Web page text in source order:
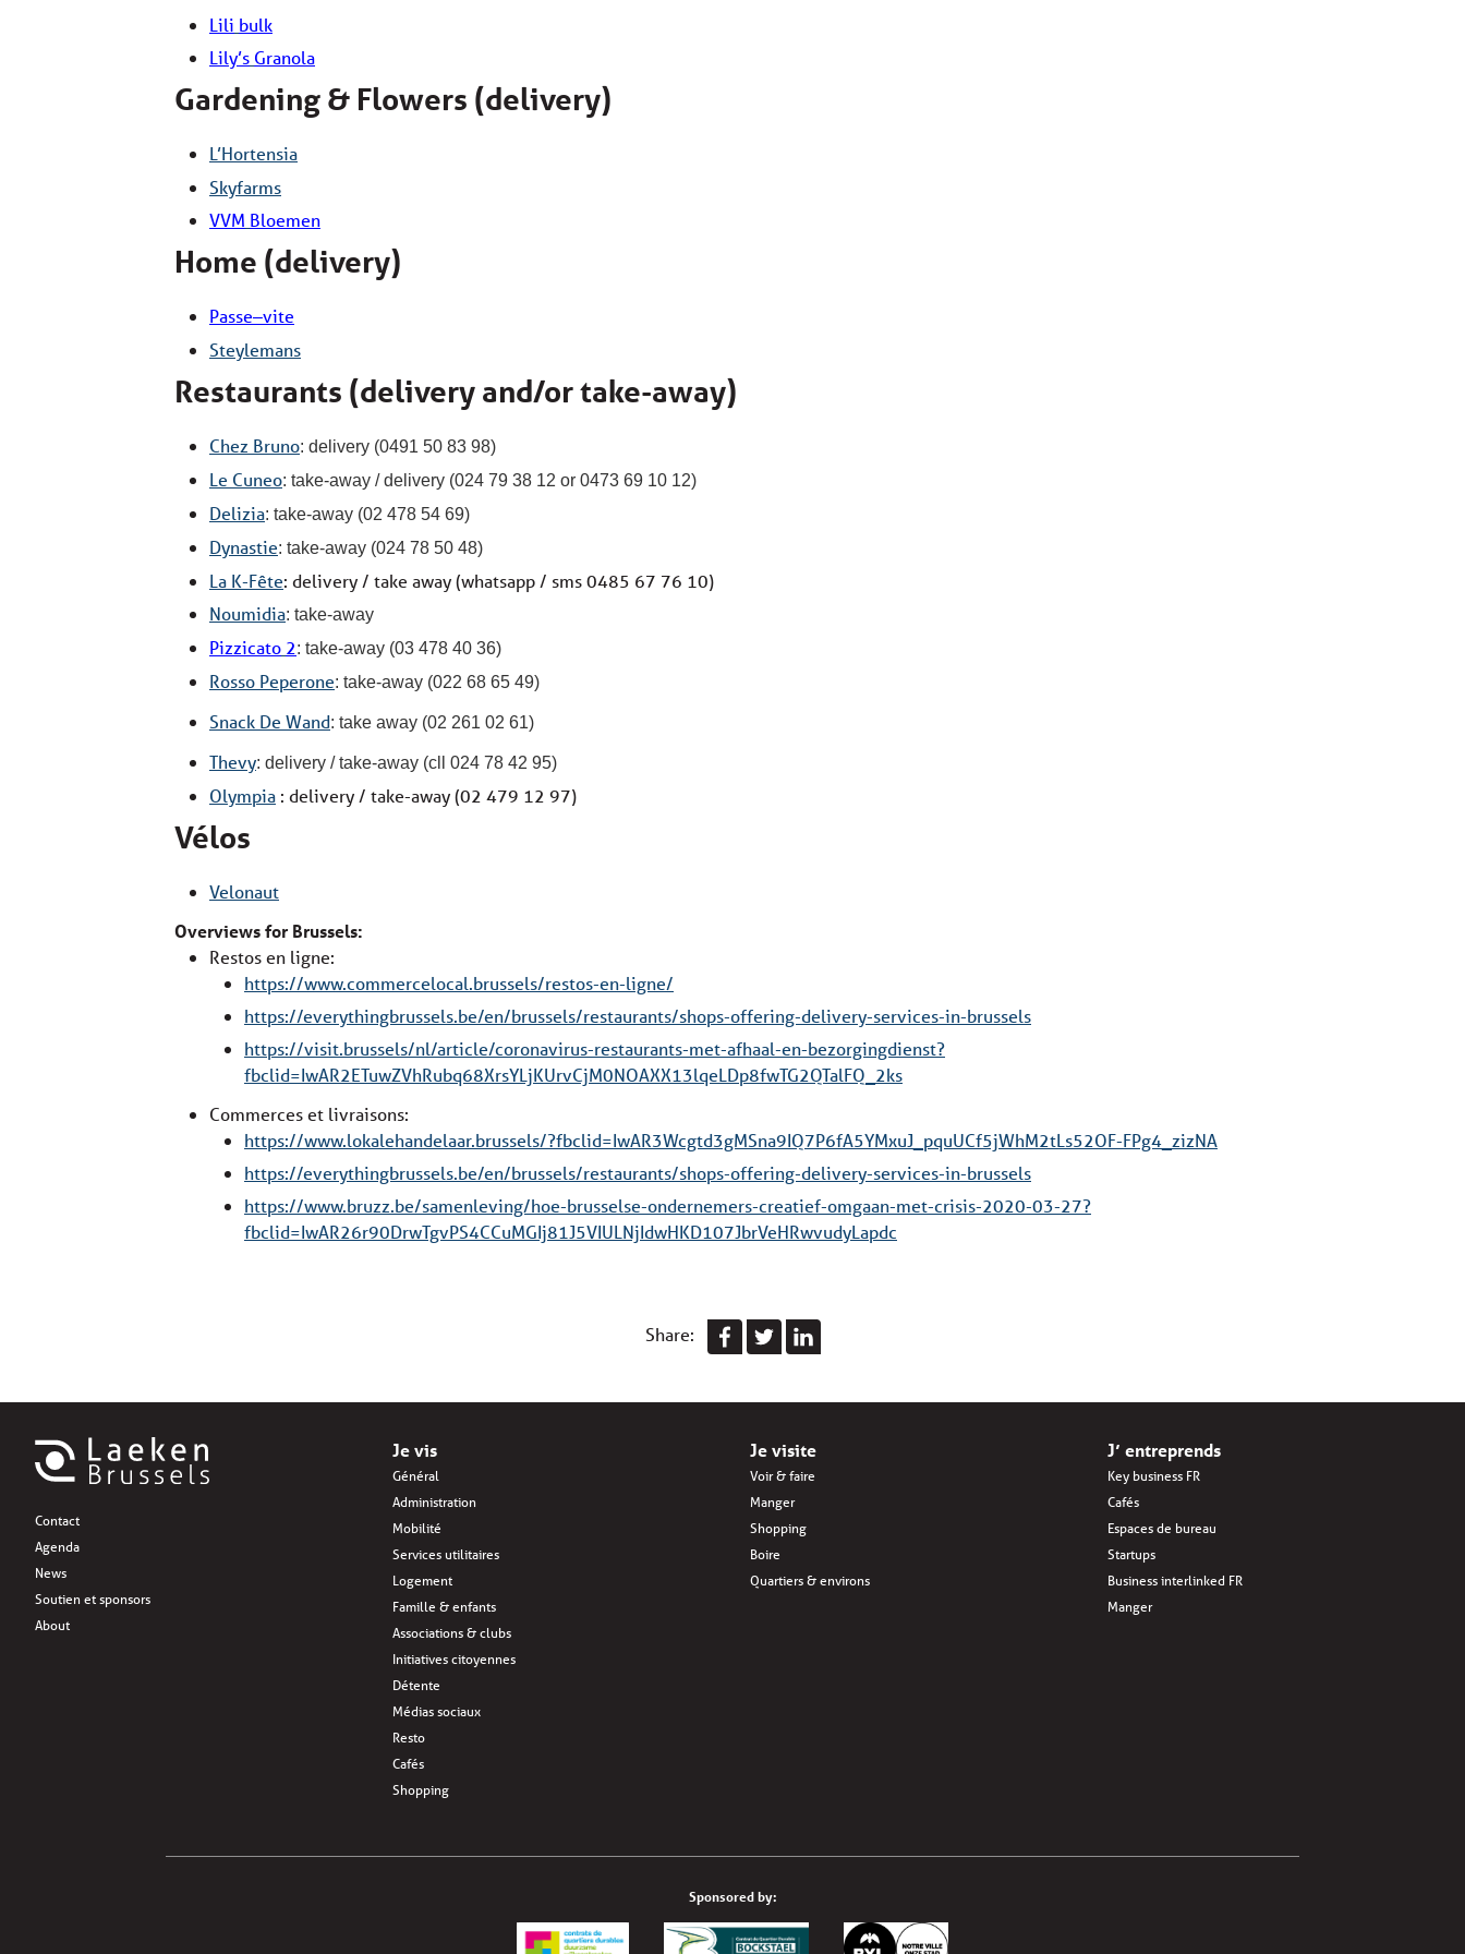
Lili bulk
Lily’s Granola
Gardening & Flowers (delivery)
L’Hortensia
Skyfarms
VVM Bloemen
Home (delivery)
Passe–vite
Steylemans
Restaurants (delivery and/or take-away)
Chez Bruno: delivery (0491 50 83 98)
Le Cuneo: take-away /delivery (024 79 38 12 or 0473 69 10 12)
Delizia: take-away (02 478 54 69)
Dynastie: take-away (024 78 50 48)
La K-Fête: delivery / take away (whatsapp / sms 0485 67 76 10)
Noumidia: take-away
Pizzicato 2: take-away (03 478 40 36)
Rosso Peperone: take-away (022 68 65 49)
Snack De Wand: take away (02 261 02 61)
Thevy: delivery / take-away (cll 024 78 42 95)
Olympia : delivery / take-away (02 479 12 97)
Vélos
Velonaut
Overviews for Brussels:
Restos en ligne:
https://www.commercelocal.brussels/restos-en-ligne/
https://everythingbrussels.be/en/brussels/restaurants/shops-offering-delivery-services-in-brussels
https://visit.brussels/nl/article/coronavirus-restaurants-met-afhaal-en-bezorgingdienst?
fbclid=IwAR2ETuwZVhRubq68XrsYLjKUrvCjM0NOAXX13lqeLDp8fwTG2QTalFQ_2ks
Commerces et livraisons:
https://www.lokalehandelaar.brussels/?fbclid=IwAR3Wcgtd3gMSna9IQ7P6fA5YMxuJ_pquUCf5jWhM2tLs52OF-FPg4_zizNA
https://everythingbrussels.be/en/brussels/restaurants/shops-offering-delivery-services-in-brussels
https://www.bruzz.be/samenleving/hoe-brusselse-ondernemers-creatief-omgaan-met-crisis-2020-03-27?
fbclid=IwAR26r90DrwTgvPS4CCuMGIj81J5VIULNjIdwHKD107JbrVeHRwvudyLapdc
Share:
Contact
Agenda
News
Soutien et sponsors
About
Je vis
Général
Administration
Mobilité
Services utilitaires
Logement
Famille & enfants
Associations & clubs
Initiatives citoyennes
Détente
Médias sociaux
Resto
Cafés
Shopping
Je visite
Voir & faire
Manger
Shopping
Boire
Quartiers & environs
J’ entreprends
Key business FR
Cafés
Espaces de bureau
Startups
Business interlinked FR
Manger
Sponsored by: